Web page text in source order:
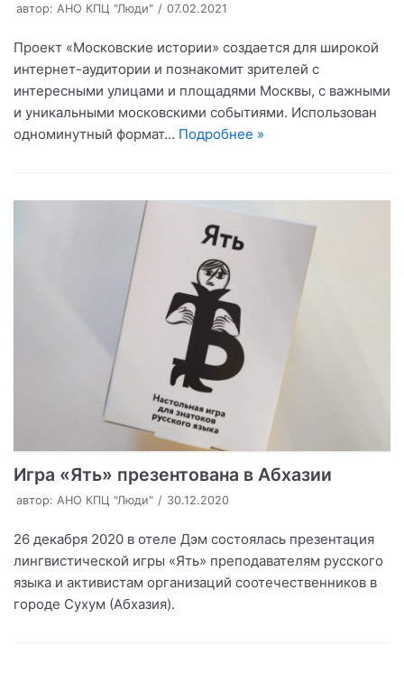
автор: АНО КПЦ "Люди" 07.02.2021
Проект «Московские истории» создается для широкой
интернет-аудитории и познакомит зрителей с
интересными улицами и площадями Москвы, с важными
и уникальными московскими событиями. Использован
одноминутный формат… Подробнее »
Игра «Ять» презентована в Абхазии
автор: АНО КПЦ "Люди" 30.12.2020
26 декабря 2020 в отеле Дэм состоялась презентация
лингвистической игры «Ять» преподавателям русского
языка и активистам организаций соотечественников в
городе Сухум (Абхазия).